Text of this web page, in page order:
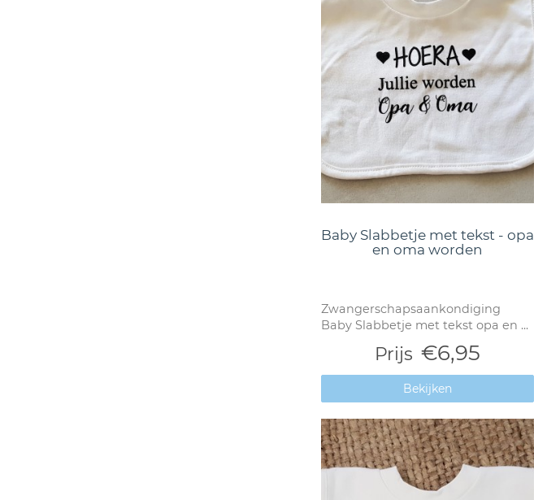
Baby Slabbetje met tekst - opa
en oma worden
Zwangerschapsaankondiging
Baby Slabbetje met tekst opa en ...
Prijs €6,95
Bekijken